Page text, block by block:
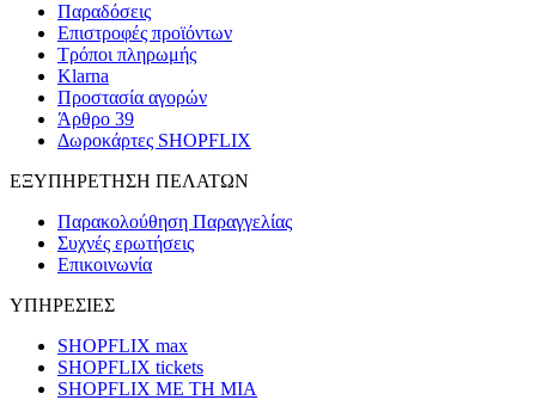
Παραδόσεις
Επιστροφές προϊόντων
Τρόποι πληρωμής
Klarna
Προστασία αγορών
Άρθρο 39
Δωροκάρτες SHOPFLIX
ΕΞΥΠΗΡΕΤΗΣΗ ΠΕΛΑΤΩΝ
Παρακολούθηση Παραγγελίας
Συχνές ερωτήσεις
Επικοινωνία
ΥΠΗΡΕΣΙΕΣ
SHOPFLIX max
SHOPFLIX tickets
SHOPFLIX ΜΕ ΤΗ ΜΙΑ